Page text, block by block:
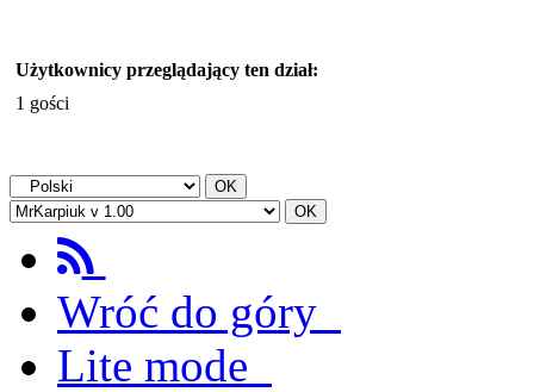
Użytkownicy przeglądający ten dział:
1 gości
Wróć do góry
Lite mode